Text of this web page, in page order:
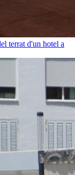
terrat d'un hotel a